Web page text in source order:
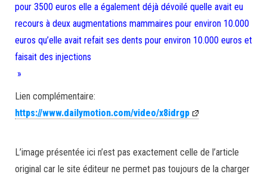
pour 3500 euros elle a également déjà dévoilé quelle avait eu
recours à deux augmentations mammaires pour environ 10.000
euros qu’elle avait refait ses dents pour environ 10.000 euros et
faisait des injections
»
Lien complémentaire:
https://www.dailymotion.com/video/x8idrgp
L’image présentée ici n’est pas exactement celle de l’article
original car le site éditeur ne permet pas toujours de la charger